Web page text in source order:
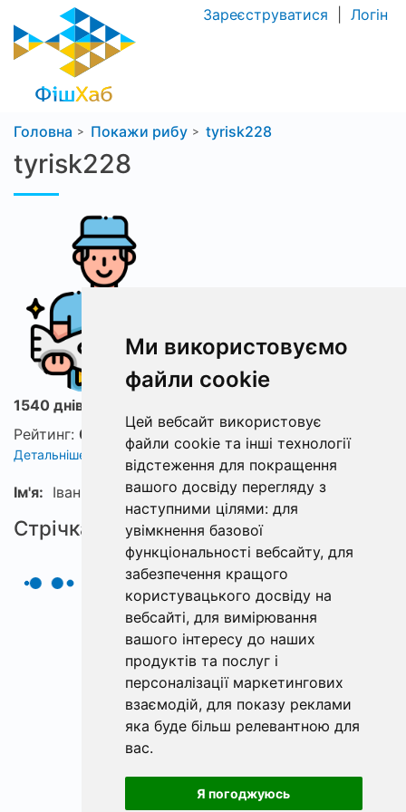
Ми використовуємо
файли cookie
Цей вебсайт використовує
файли cookie та інші технології
відстеження для покращення
вашого досвіду перегляду з
наступними цілями: для
увімкнення базової
функціональності вебсайту, для
забезпечення кращого
користувацького досвіду на
вебсайті, для вимірювання
вашого інтересу до наших
продуктів та послуг і
персоналізації маркетингових
взаємодій, для показу реклами
яка буде більш релевантною для
вас.
Я погоджуюсь
Зареєструватися Логін
Головна Покажи рибу tyrisk228
tyrisk228
1540 днів з ФішХаб
Рейтинг: 0
Детальніше про рейтинг
Ім'я: Іванко
Стрічка